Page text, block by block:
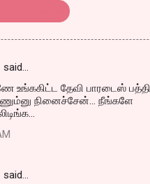
said…
உங்ககிட்ட தேவி பாரடைஸ் பத்தி
நினைச்சேன்... நீங்களே
said…